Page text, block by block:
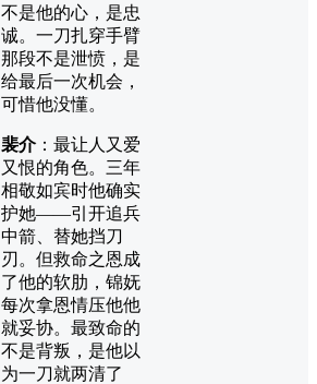
不是他的心，是忠
诚。一刀扎穿手臂
那段不是泄愤，是
给最后一次机会，
可惜他没懂。
裴介：最让人又爱
又恨的角色。三年
相敬如宾时他确实
护她——引开追兵
中箭、替她挡刀
刃。但救命之恩成
了他的软肋，锦妩
每次拿恩情压他他
就妥协。最致命的
不是背叛，是他以
为一刀就两清了